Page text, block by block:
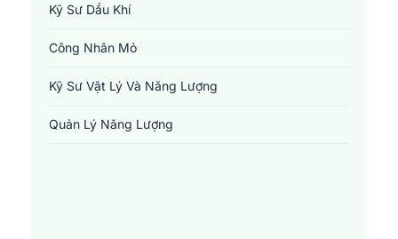
Kỹ Sư Dầu Khí
Công Nhân Mỏ
Kỹ Sư Vật Lý Và Năng Lượng
Quản Lý Năng Lượng